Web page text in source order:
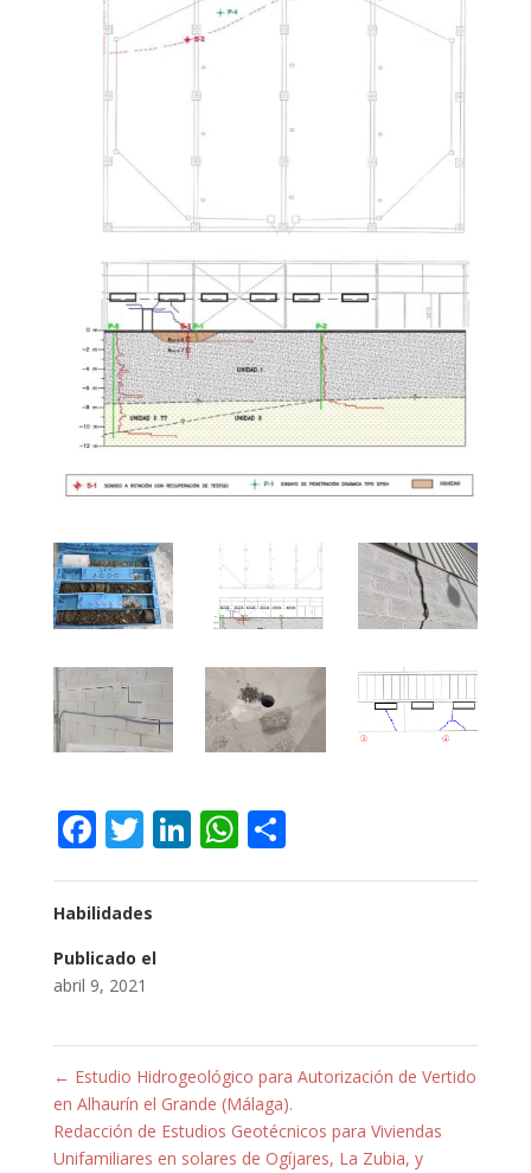
Facebook
Twitter
LinkedIn
WhatsApp
Compartir
Habilidades
Publicado el
abril 9, 2021
← Estudio Hidrogeológico para Autorización de Vertido
en Alhaurín el Grande (Málaga).
Redacción de Estudios Geotécnicos para Viviendas
Unifamiliares en solares de Ogíjares, La Zubia, y